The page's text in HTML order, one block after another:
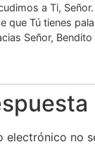
a Ti,
que Tú tienes
Señor, Bendito
electrónico no